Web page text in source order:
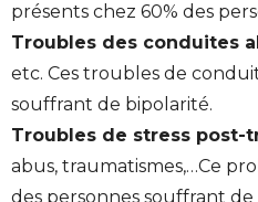
présents chez 60% des
Troubles des conduites
etc. Ces troubles de
souffrant de bipolarité.
Troubles de stress post-
abus, traumatismes,…Ce
des personnes souffrant de